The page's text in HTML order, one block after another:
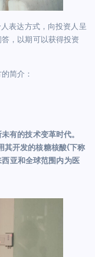
表达方式，向投资人呈
，以期可以获得投资
简介：
有的技术变革时代。
开发的核糖核酸(下称
亚和全球范围内为医